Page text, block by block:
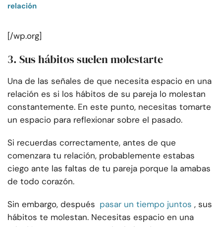
relación
[/wp.org]
3. Sus hábitos suelen molestarte
Una de las señales de que necesita espacio en una
relación es si los hábitos de su pareja lo molestan
constantemente. En este punto, necesitas tomarte
un espacio para reflexionar sobre el pasado.
Si recuerdas correctamente, antes de que
comenzara tu relación, probablemente estabas
ciego ante las faltas de tu pareja porque la amabas
de todo corazón.
Sin embargo, después pasar un tiempo juntos , sus
hábitos te molestan. Necesitas espacio en una